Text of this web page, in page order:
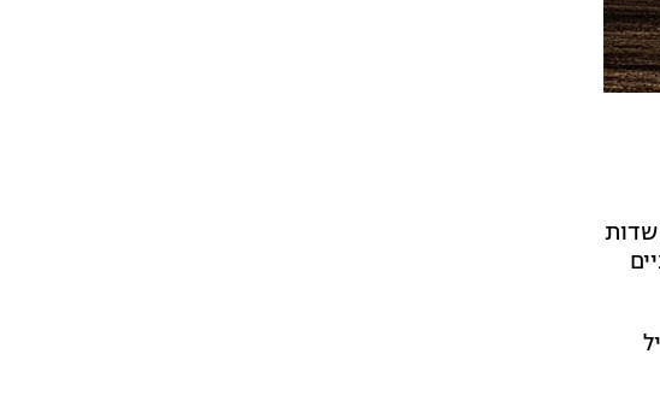
שדות
יגדיל